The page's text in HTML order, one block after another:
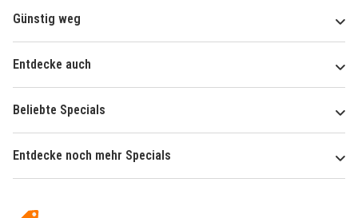
Günstig weg
Entdecke auch
Beliebte Specials
Entdecke noch mehr Specials
Hotelspecials